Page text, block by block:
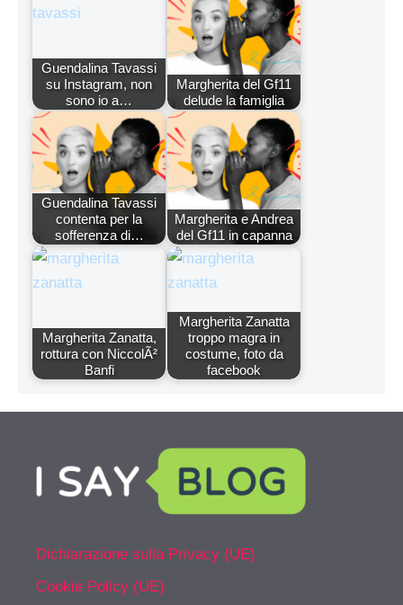
Guendalina Tavassi
su Instagram, non
sono io a…
Margherita del Gf11
delude la famiglia
Guendalina Tavassi
contenta per la
sofferenza di…
Margherita e Andrea
del Gf11 in capanna
Margherita Zanatta,
rottura con NiccolÃ²
Banfi
Margherita Zanatta
troppo magra in
costume, foto da
facebook
Dichiarazione sulla Privacy (UE)
Cookie Policy (UE)